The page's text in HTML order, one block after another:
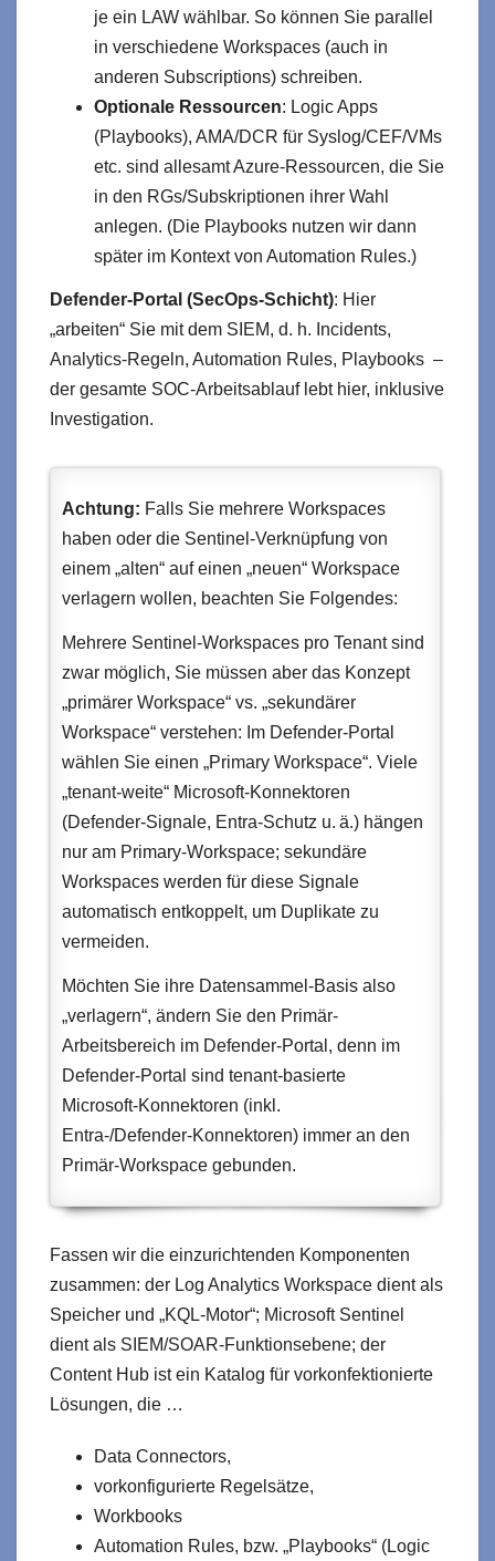
je ein LAW wählbar. So können Sie parallel
in verschiedene Workspaces (auch in
anderen Subscriptions) schreiben.
Optionale Ressourcen: Logic Apps
(Playbooks), AMA/DCR für Syslog/CEF/VMs
etc. sind allesamt Azure‑Ressourcen, die Sie
in den RGs/Subskriptionen ihrer Wahl
anlegen. (Die Playbooks nutzen wir dann
später im Kontext von Automation Rules.)
Defender‑Portal (SecOps‑Schicht): Hier
„arbeiten“ Sie mit dem SIEM, d. h. Incidents,
Analytics‑Regeln, Automation Rules, Playbooks –
der gesamte SOC‑Arbeitsablauf lebt hier, inklusive
Investigation.
Achtung: Falls Sie mehrere Workspaces
haben oder die Sentinel-Verknüpfung von
einem „alten“ auf einen „neuen“ Workspace
verlagern wollen, beachten Sie Folgendes:
Mehrere Sentinel‑Workspaces pro Tenant sind
zwar möglich, Sie müssen aber das Konzept
„primärer Workspace“ vs. „sekundärer
Workspace“ verstehen: Im Defender‑Portal
wählen Sie einen „Primary Workspace“. Viele
„tenant‑weite“ Microsoft‑Konnektoren
(Defender‑Signale, Entra‑Schutz u. ä.) hängen
nur am Primary‑Workspace; sekundäre
Workspaces werden für diese Signale
automatisch entkoppelt, um Duplikate zu
vermeiden.
Möchten Sie ihre Datensammel-Basis also
„verlagern“, ändern Sie den Primär-
Arbeitsbereich im Defender‑Portal, denn im
Defender‑Portal sind tenant-basierte
Microsoft‑Konnektoren (inkl.
Entra‑/Defender‑Konnektoren) immer an den
Primär‑Workspace gebunden.
Fassen wir die einzurichtenden Komponenten
zusammen: der Log Analytics Workspace dient als
Speicher und „KQL‑Motor“; Microsoft Sentinel
dient als SIEM/SOAR‑Funktionsebene; der
Content Hub ist ein Katalog für vorkonfektionierte
Lösungen, die …
Data Connectors,
vorkonfigurierte Regelsätze,
Workbooks
Automation Rules, bzw. „Playbooks“ (Logic